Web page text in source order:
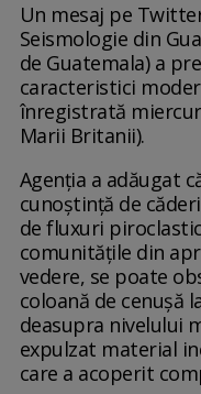
Un mesaj pe
Seismologie din
de Guatemala) a
caracteristici
înregistrată
Marii Britanii).
Agenția a adăugat
cunoștință de
de fluxuri
comunitățile din
vedere, se poate
coloană de cenușă
deasupra nivelului
expulzat material
care a acoperit